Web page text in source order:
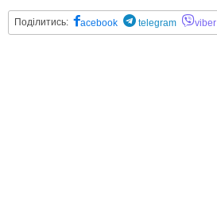
Поділитись: acebook telegram viber